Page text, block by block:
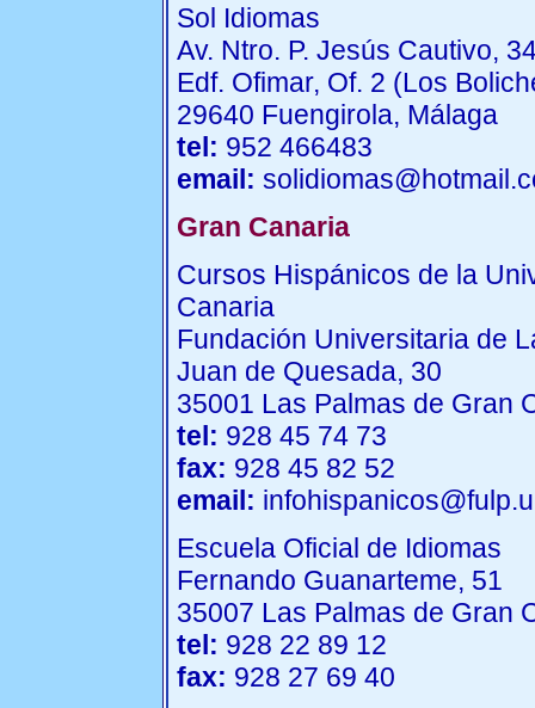
Sol Idiomas
Av. Ntro. P. Jesús Cautivo,
Edf. Ofimar, Of. 2 (Los
29640 Fuengirola, Málaga
tel: 952 466483
email:
Gran Canaria
Cursos Hispánicos de la
Canaria
Fundación Universitaria de
Juan de Quesada, 30
35001 Las Palmas de Gran
tel: 928 45 74 73
fax: 928 45 82 52
email:
Escuela Oficial de Idiomas
Fernando Guanarteme, 51
35007 Las Palmas de Gran
tel: 928 22 89 12
fax: 928 27 69 40